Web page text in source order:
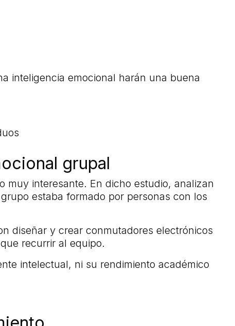
inteligencia emocional harán una buena
grupal
muy interesante. En dicho estudio, analizan
estaba formado por personas con los
diseñar y crear conmutadores electrónicos
recurrir al equipo.
intelectual, ni su rendimiento académico